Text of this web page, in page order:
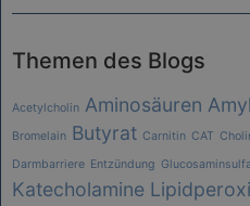
Themen des Blogs
Acetylcholin Aminosäuren
Bromelain Butyrat Carnitin CAT
Darmbarriere Entzündung
Katecholamine